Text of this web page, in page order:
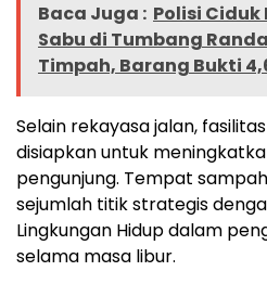
Baca Juga : Polisi
Sabu di Tumbang
Timpah, Barang Bukti
Selain rekayasa jalan,
disiapkan untuk
pengunjung. Tempat
sejumlah titik strategis
Lingkungan Hidup dalam
selama masa libur.